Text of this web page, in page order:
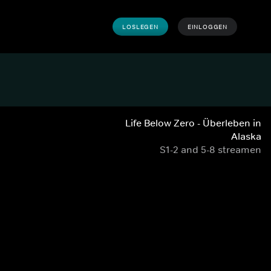
LOSLEGEN EINLOGGEN
Life Below Zero - Überleben in
Alaska
S1-2 and 5-8 streamen